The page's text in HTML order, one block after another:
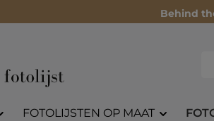
Behind
FOTOLIJSTEN OP MAAT